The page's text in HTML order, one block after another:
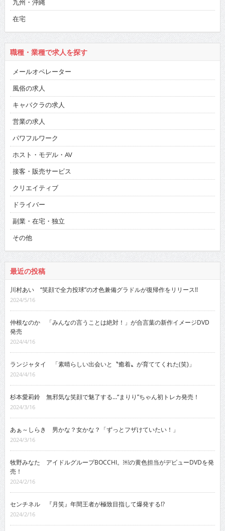
在宅
職種・業種で求人を探す
メールオペレーター
風俗の求人
キャバクラの求人
営業の求人
パワフルワーク
ホスト・モデル・AV
接客・販売サービス
クリエイティブ
ドライバー
副業・在宅・独立
その他
最近の投稿
川村あい “笑顔で全力投球”の才色兼備グラドルが復帰作をリリース!!
2024/5/16
仲根なのか 「みんなの言うことは絶対！」が合言葉の新作イメージDVD
発売
2024/4/16
ランジャタイ 「素晴らしい出会いと〝癒着〟が育ててくれた(笑)」
2024/4/16
杉本愛莉鈴 無邪気な笑顔で魅了する…“まりり”ちゃん初トレカ発売！
2024/3/16
あぁ～しらき 男かな？女かな？「ずっとフザけていたい！」
2024/3/16
牧野みなた アイドルグループBOCCHI。￼の黄色担当がデビューDVDを発
売！
2024/2/16
センチネル 『月笑』年間王者が極致目指して爆発する!?
2024/2/16